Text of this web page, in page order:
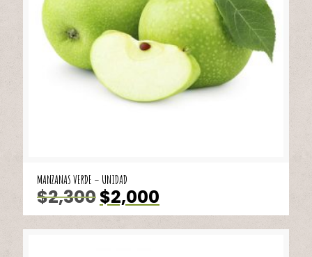
MANZANAS VERDE – UNIDAD
$2,300El
precio
original
era:
$2,000
precio
actual
es: